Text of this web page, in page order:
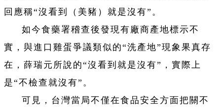
回應稱“沒看到（美豬）就是沒有”。
如今食藥署稽查後發現有廠商產地標示不
實，與進口雞蛋爭議類似的“洗產地”現象果真存
在，薛瑞元所說的“沒看到就是沒有”，實際上
是“不檢查就沒有”。
可見，台灣當局不僅在食品安全方面把關不